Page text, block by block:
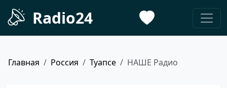
Radio24
Главная Россия Туапсе НАШЕ Радио